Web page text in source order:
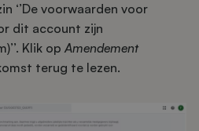
‘’De voorwaarden voor
dit account zijn
Klik op Amendement
terug te lezen.